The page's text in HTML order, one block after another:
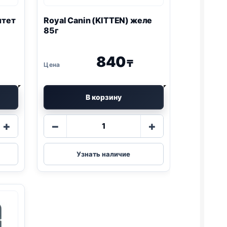
+
Royal Canin (KITTEN) желе
85г
840₸
В корзину
−
товара
Royal
Canin
желе
+
Узнать наличие